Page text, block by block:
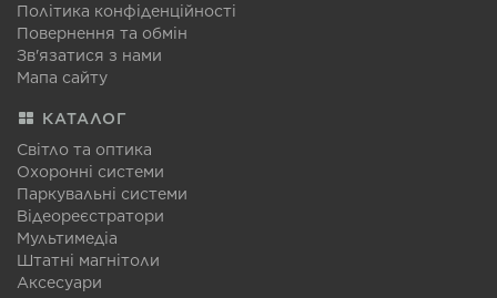
Політика конфіденційності
Повернення та обмін
Зв'язатися з нами
Мапа сайту
КАТАЛОГ
Світло та оптика
Охоронні системи
Паркувальні системи
Відеореєстратори
Мультимедіа
Штатні магнітоли
Аксесуари